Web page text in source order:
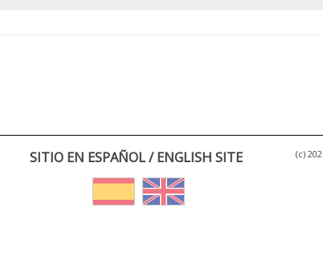
SITIO EN ESPAÑOL / ENGLISH SITE
(c)